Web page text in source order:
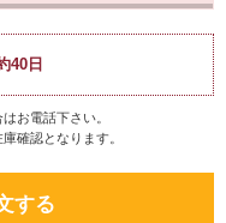
40日
お電話下さい。
確認となります。
する